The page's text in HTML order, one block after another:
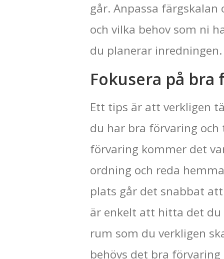
går. Anpassa
och vilka behov som ni
du planerar inredningen.
Fokusera på bra
Ett tips är att verkligen
du har bra förvaring
förvaring kommer det
ordning och reda
plats går det snabbat
är enkelt att hitta det du
rum som du verkligen
behövs det bra